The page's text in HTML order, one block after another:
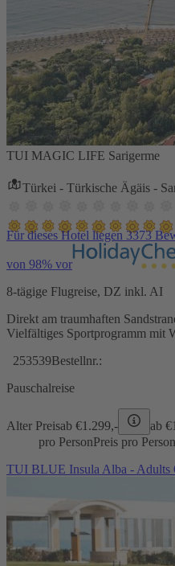
TUI MAGIC LIFE Sarigerme
Türkei - Türkische Ägäis -
Für dieses Hotel liegen 3373
von 98% vor
8-tägige Flugreise, DZ inkl. AI
Direkt am traumhaften
Vielfältiges Sportprogramm mit
253539Bestellnr.:
Pauschalreise
Alter Preisab €1.299,- ab €
pro PersonPreis pro Person
TUI BLUE Insula Alba - Adults